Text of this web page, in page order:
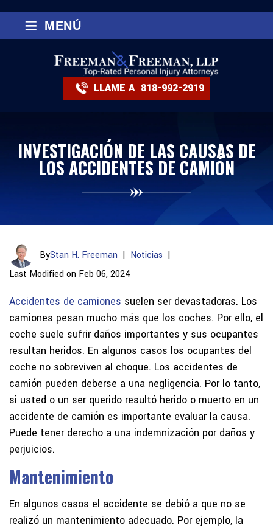
LLAME A 818-992-2919
≡ MENÚ
INVESTIGACIÓN DE LAS CAUSAS DE
LOS ACCIDENTES DE CAMIÓN
ByStan H. Freeman | Noticias |
Last Modified on Feb 06, 2024
Accidentes de camiones suelen ser devastadoras. Los
camiones pesan mucho más que los coches. Por ello, el
coche suele sufrir daños importantes y sus ocupantes
resultan heridos. En algunos casos los ocupantes del
coche no sobreviven al choque. Los accidentes de
camión pueden deberse a una negligencia. Por lo tanto,
si usted o un ser querido resultó herido o muerto en un
accidente de camión es importante evaluar la causa.
Puede tener derecho a una indemnización por daños y
perjuicios.
Mantenimiento
En algunos casos el accidente se debió a que no se
realizó un mantenimiento adecuado. Por ejemplo, la